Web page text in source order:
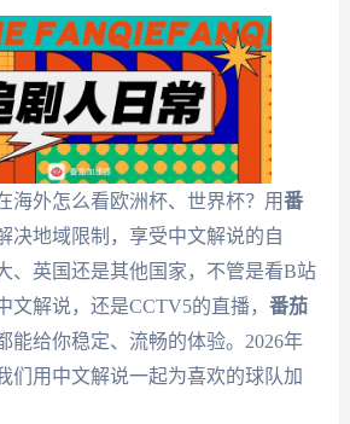
海外怎么看欧洲杯、世界杯？用番
决地域限制，享受中文解说的自
、英国还是其他国家，不管是看B站
文解说，还是CCTV5的直播， 番茄
能给你稳定、流畅的体验。2026年
们用中文解说一起为喜欢的球队加